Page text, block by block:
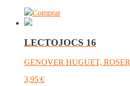
Comprar
LECTOJOCS 16
GENOVER HUGUET, ROSER
3,95 €